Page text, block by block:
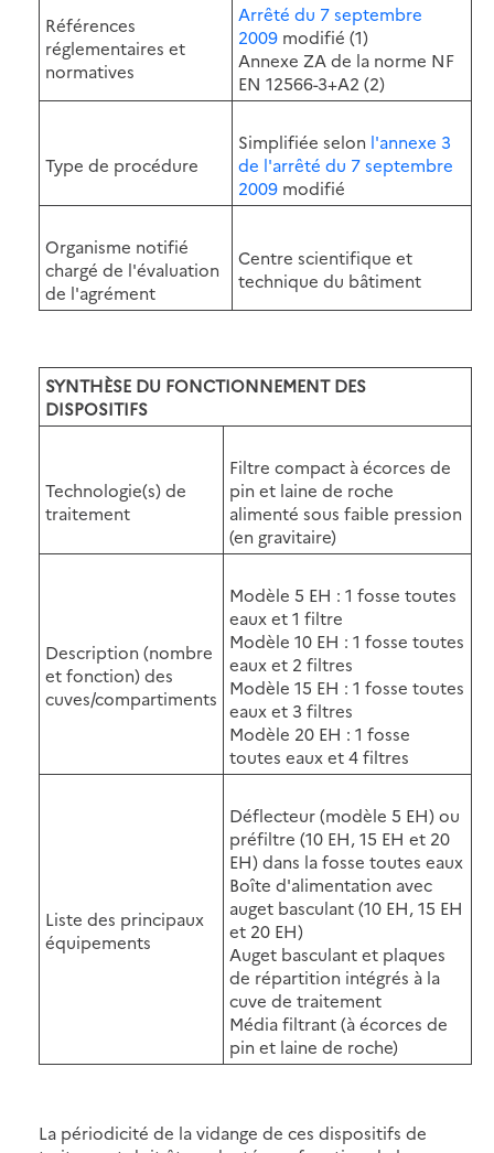
Références
réglementaires et
normatives
Arrêté du 7 septembre
2009 modifié (1)
Annexe ZA de la norme NF
EN 12566-3+A2 (2)
Type de procédure
Simplifiée selon l'annexe 3
de l'arrêté du 7 septembre
2009 modifié
Organisme notifié
chargé de l'évaluation
de l'agrément
Centre scientifique et
technique du bâtiment
SYNTHÈSE DU FONCTIONNEMENT DES
DISPOSITIFS
Technologie(s) de
traitement
Filtre compact à écorces de
pin et laine de roche
alimenté sous faible pression
(en gravitaire)
Description (nombre
et fonction) des
cuves/compartiments
Modèle 5 EH : 1 fosse toutes
eaux et 1 filtre
Modèle 10 EH : 1 fosse toutes
eaux et 2 filtres
Modèle 15 EH : 1 fosse toutes
eaux et 3 filtres
Modèle 20 EH : 1 fosse
toutes eaux et 4 filtres
Liste des principaux
équipements
Déflecteur (modèle 5 EH) ou
préfiltre (10 EH, 15 EH et 20
EH) dans la fosse toutes eaux
Boîte d'alimentation avec
auget basculant (10 EH, 15 EH
et 20 EH)
Auget basculant et plaques
de répartition intégrés à la
cuve de traitement
Média filtrant (à écorces de
pin et laine de roche)
La périodicité de la vidange de ces dispositifs de